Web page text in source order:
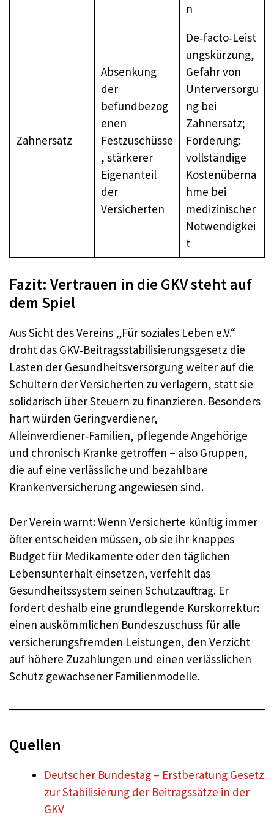
n
Zahnersatz
Absenkung
der
befundbezog
enen
Festzuschüsse
, stärkerer
Eigenanteil
der
Versicherten
De‑facto‑Leist
ungskürzung,
Gefahr von
Unterversorgu
ng bei
Zahnersatz;
Forderung:
vollständige
Kostenüberna
hme bei
medizinischer
Notwendigkei
t
Fazit: Vertrauen in die GKV steht auf
dem Spiel
Aus Sicht des Vereins „Für soziales Leben e.V.“
droht das GKV‑Beitragsstabilisierungsgesetz die
Lasten der Gesundheitsversorgung weiter auf die
Schultern der Versicherten zu verlagern, statt sie
solidarisch über Steuern zu finanzieren. Besonders
hart würden Geringverdiener,
Alleinverdiener‑Familien, pflegende Angehörige
und chronisch Kranke getroffen – also Gruppen,
die auf eine verlässliche und bezahlbare
Krankenversicherung angewiesen sind.
Der Verein warnt: Wenn Versicherte künftig immer
öfter entscheiden müssen, ob sie ihr knappes
Budget für Medikamente oder den täglichen
Lebensunterhalt einsetzen, verfehlt das
Gesundheitssystem seinen Schutzauftrag. Er
fordert deshalb eine grundlegende Kurskorrektur:
einen auskömmlichen Bundeszuschuss für alle
versicherungsfremden Leistungen, den Verzicht
auf höhere Zuzahlungen und einen verlässlichen
Schutz gewachsener Familienmodelle.
Quellen
Deutscher Bundestag – Erstberatung Gesetz
zur Stabilisierung der Beitragssätze in der
GKV